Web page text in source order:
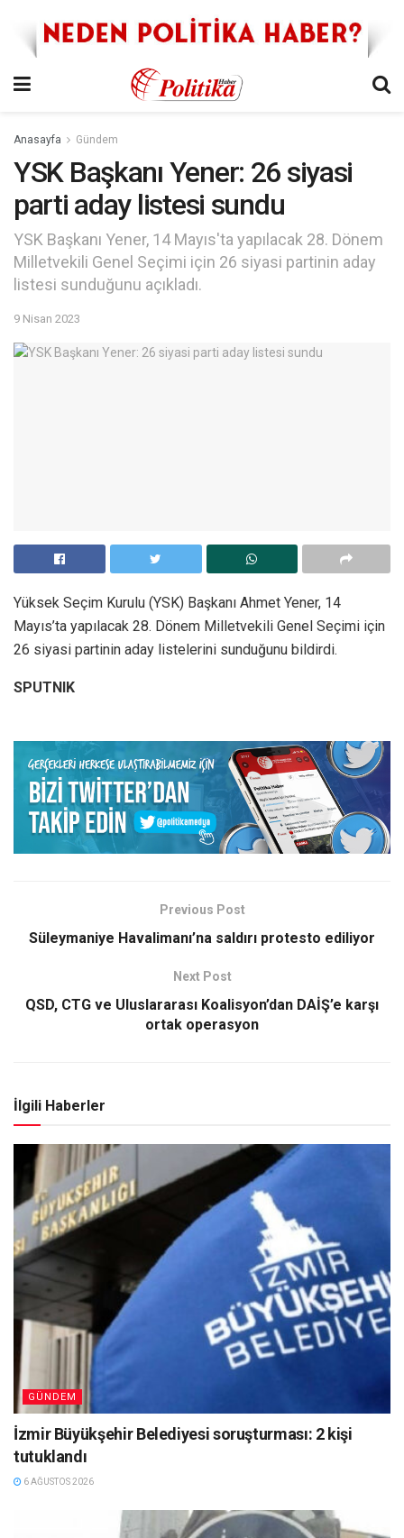
Anasayfa Gündem
YSK Başkanı Yener: 26 siyasi
parti aday listesi sundu
YSK Başkanı Yener, 14 Mayıs'ta yapılacak 28. Dönem
Milletvekili Genel Seçimi için 26 siyasi partinin aday
listesi sunduğunu açıkladı.
9 Nisan 2023
Yüksek Seçim Kurulu (YSK) Başkanı Ahmet Yener, 14
Mayıs’ta yapılacak 28. Dönem Milletvekili Genel Seçimi için
26 siyasi partinin aday listelerini sunduğunu bildirdi.
SPUTNIK
Previous Post
Süleymaniye Havalimanı’na saldırı protesto ediliyor
Next Post
QSD, CTG ve Uluslararası Koalisyon’dan DAİŞ’e karşı
ortak operasyon
İlgili Haberler
GÜNDEM
İzmir Büyükşehir Belediyesi soruşturması: 2 kişi
tutuklandı
6 AĞUSTOS 2026